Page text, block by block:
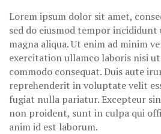
Lorem ipsum dolor sit amet,
sed do eiusmod tempor
magna aliqua. Ut enim ad minim
exercitation ullamco laboris nisi
commodo consequat. Duis aute
reprehenderit in voluptate velit
fugiat nulla pariatur. Excepteur
non proident, sunt in culpa qui
anim id est laborum.